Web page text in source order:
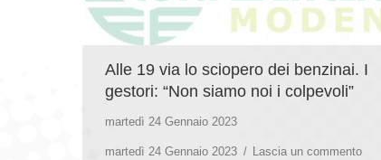
Alle 19 via lo sciopero dei benzinai. I
gestori: “Non siamo noi i colpevoli”
martedì 24 Gennaio 2023
martedì 24 Gennaio 2023
Lascia un commento